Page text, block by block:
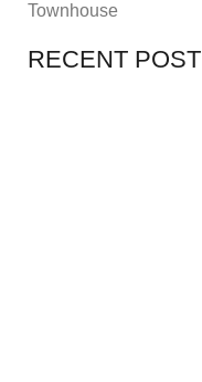
Townhouse
RECENT POST